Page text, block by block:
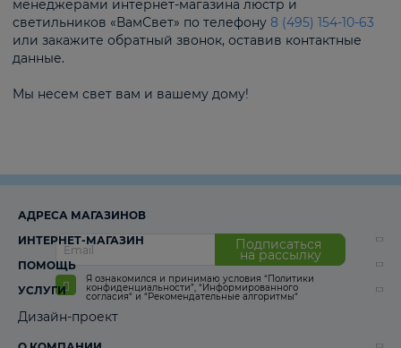
менеджерами интернет-магазина люстр и
светильников «ВамСвет» по телефону 8 (495) 154-10-63
или закажите обратный звонок, оставив контактные
данные.
Мы несем свет вам и вашему дому!
Подписаться
на рассылку
Я ознакомился и принимаю условия “Политики
конфиденциальности”, “Информированного
согласия“ и “Рекомендательные алгоритмы“
АДРЕСА МАГАЗИНОВ
ИНТЕРНЕТ-МАГАЗИН
ПОМОЩЬ
УСЛУГИ
Дизайн-проект